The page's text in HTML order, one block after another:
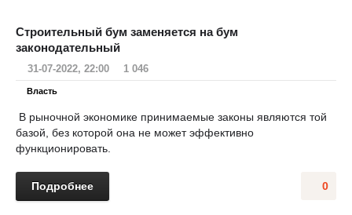
Строительный бум заменяется на бум
законодательный
31-07-2022, 22:00 1 046
Власть
В рыночной экономике принимаемые законы являются той
базой, без которой она не может эффективно
функционировать.
0
Подробнее